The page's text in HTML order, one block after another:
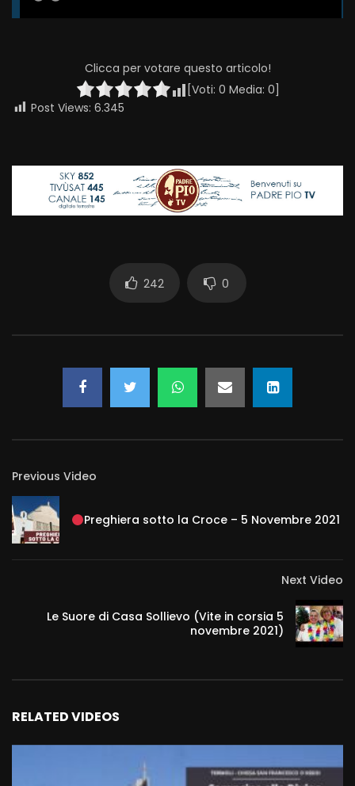
Clicca per votare questo articolo!
[Voti: 0 Media: 0]
Post Views: 6.345
242 0
Previous Video
Preghiera sotto la Croce – 5 Novembre 2021
Next Video
Le Suore di Casa Sollievo (Vite in corsia 5
novembre 2021)
RELATED VIDEOS